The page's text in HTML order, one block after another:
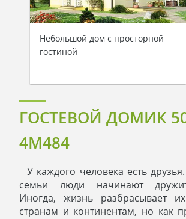
Небольшой дом с просторной
гостиной
ГОСТЕВОЙ ДОМИК
4M484
У каждого человека есть
семьи люди начинают
Иногда, жизнь разбрасывает
странам и континентам, но как